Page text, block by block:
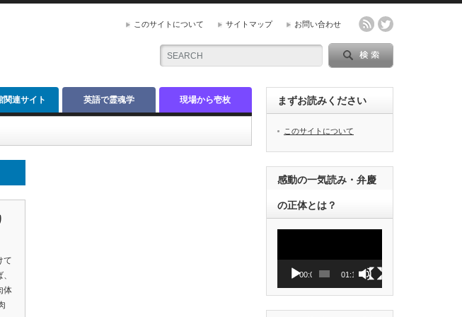
このサイトについて サイトマップ お問い合わせ
関連サイト 英語で霊魂学 現場から壱枚
て
体
まずお読みください
このサイトについて
感動の一気読み・弁慶
の正体とは？
ヤ
ー
00:00 01:12